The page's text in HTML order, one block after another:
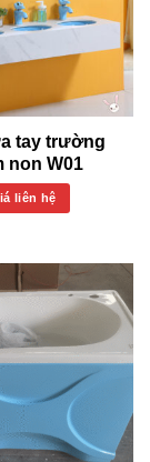
tay trường
non W01
liên hệ